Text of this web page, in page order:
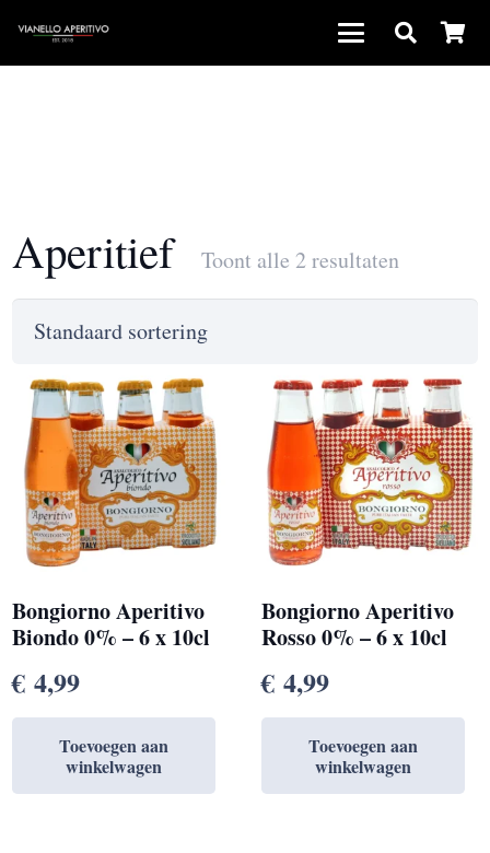
Aperitief Toont alle 2 resultaten
Bongiorno Aperitivo
Biondo 0% – 6 x 10cl
€ 4,99
Toevoegen aan
winkelwagen
Bongiorno Aperitivo
Rosso 0% – 6 x 10cl
€ 4,99
Toevoegen aan
winkelwagen